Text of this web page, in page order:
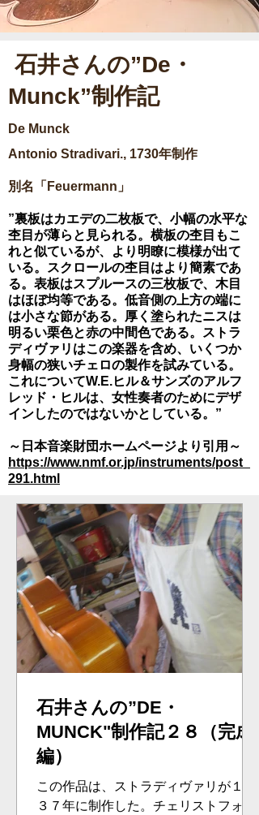
石井さんの”De・
Munck”制作記
De Munck
Antonio Stradivari., 1730年制作
別名「Feuermann」
”裏板はカエデの二枚板で、小幅の水平な
杢目が薄らと見られる。横板の杢目もこ
れと似ているが、より明瞭に模様が出て
いる。スクロールの杢目はより簡素であ
る。表板はスプルースの三枚板で、木目
はほぼ均等である。低音側の上方の端に
は小さな節がある。厚く塗られたニスは
明るい栗色と赤の中間色である。ストラ
ディヴァリはこの楽器を含め、いくつか
身幅の狭いチェロの製作を試みている。
これについてW.E.ヒル＆サンズのアルフ
レッド・ヒルは、女性奏者のためにデザ
インしたのではないかとしている。”
​～日本音楽財団ホームページより引用～
https://www.nmf.or.jp/instruments/post_
291.html
石井さんの”DE・
MUNCK"制作記２８（完成
編）
この作品は、ストラディヴァリが１７
３７年に制作した。チェリストフォイ